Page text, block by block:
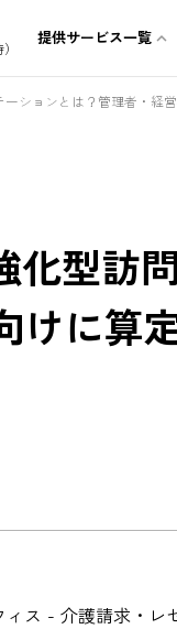
提供サービス一覧 expand_less
介護保険レセプト代行
訪問看護レセプト代行
ーションとは？管理者・
化型訪
けに算
ィス - 介護請求・レ